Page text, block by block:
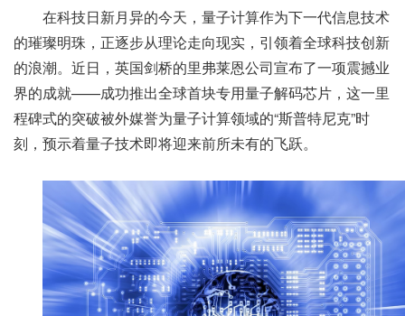
在科技日新月异的今天，量子计算作为下一代信息技术
的璀璨明珠，正逐步从理论走向现实，引领着全球科技创新
的浪潮。近日，英国剑桥的里弗莱恩公司宣布了一项震撼业
界的成就——成功推出全球首块专用量子解码芯片，这一里
程碑式的突破被外媒誉为量子计算领域的“斯普特尼克”时
刻，预示着量子技术即将迎来前所未有的飞跃。